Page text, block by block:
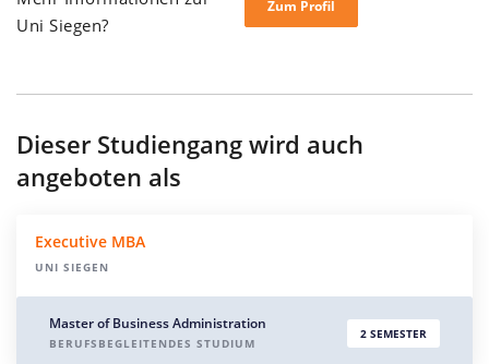
Uni Siegen?
Zum Profil
Dieser Studiengang wird auch
angeboten als
Executive MBA
UNI SIEGEN
Master of Business Administration
BERUFSBEGLEITENDES STUDIUM
2 SEMESTER